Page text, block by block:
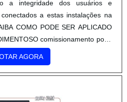
a integridade dos usuários e
a estas instalações na
COMO PODE SER APLICADO
comissionamento pode
empreendimentos quanto a
em processo de expansão,
AGORA